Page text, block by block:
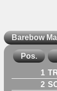
Barebow
Pos.
1
2